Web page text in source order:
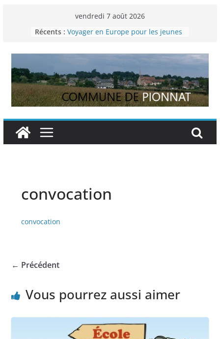
vendredi 7 août 2026
Récents : Voyager en Europe pour les jeunes
Liste des délibérations du conseil
municipal en date du 5/12/2024
Liste des délibérations du conseil
municipal du 29 novembre 2024
Permanence France Lyme
convocation
convocation
← Précédent
Vous pourrez aussi aimer